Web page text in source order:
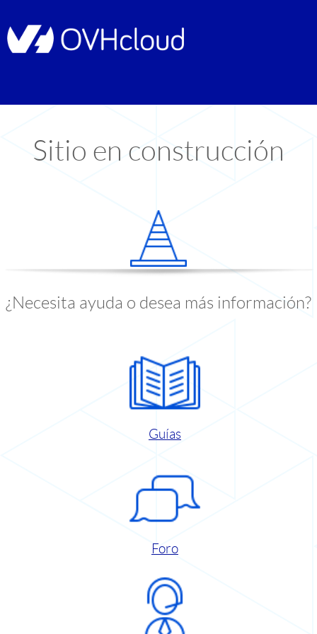
Sitio en construcción
¿Necesita ayuda o desea más información?
Guías
Foro